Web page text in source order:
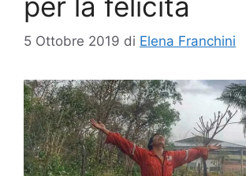
5 Ottobre 2019 di Elena Franchini